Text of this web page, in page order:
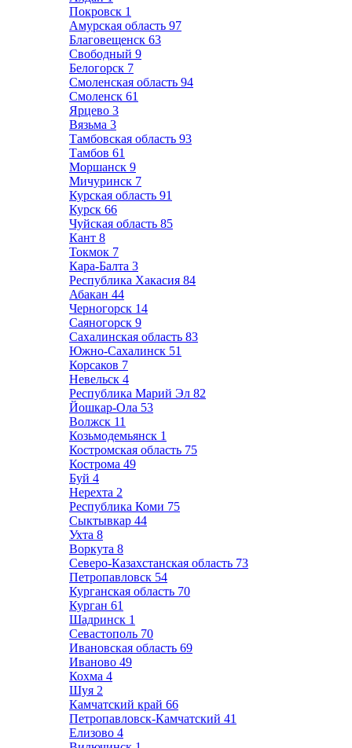
Покровск 1
Амурская область 97
Благовещенск 63
Свободный 9
Белогорск 7
Смоленская область 94
Смоленск 61
Ярцево 3
Вязьма 3
Тамбовская область 93
Тамбов 61
Моршанск 9
Мичуринск 7
Курская область 91
Курск 66
Чуйская область 85
Кант 8
Токмок 7
Кара-Балта 3
Республика Хакасия 84
Абакан 44
Черногорск 14
Саяногорск 9
Сахалинская область 83
Южно-Сахалинск 51
Корсаков 7
Невельск 4
Республика Марий Эл 82
Йошкар-Ола 53
Волжск 11
Козьмодемьянск 1
Костромская область 75
Кострома 49
Буй 4
Нерехта 2
Республика Коми 75
Сыктывкар 44
Ухта 8
Воркута 8
Северо-Казахстанская область 73
Петропавловск 54
Курганская область 70
Курган 61
Шадринск 1
Севастополь 70
Ивановская область 69
Иваново 49
Кохма 4
Шуя 2
Камчатский край 66
Петропавловск-Камчатский 41
Елизово 4